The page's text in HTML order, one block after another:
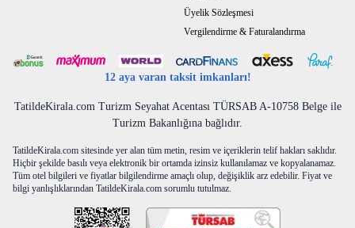
Üyelik Sözleşmesi
Vergilendirme & Faturalandırma
12 aya varan taksit imkanları!
TatildeKirala.com Turizm Seyahat Acentası TÜRSAB A-10758 Belge ile
Turizm Bakanlığına bağlıdır.
TatildeKirala.com sitesinde yer alan tüm metin, resim ve içeriklerin telif hakları saklıdır.
Hiçbir şekilde basılı veya elektronik bir ortamda izinsiz kullanılamaz ve kopyalanamaz.
Tüm otel bilgileri ve fiyatlar bilgilendirme amaçlı olup, değişiklik arz edebilir. Fiyat ve
bilgi yanlışlıklarından TatildeKirala.com sorumlu tutulmaz.